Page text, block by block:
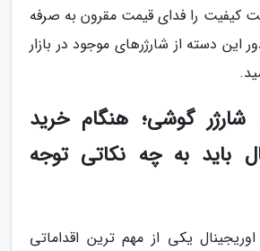
کیفیت را فدای قیمت مقرون به صرفه
این دسته از شارژرهای موجود در بازار
شارژر گوشی؛ هنگام خرید
باید به چه نکاتی توجه
یکی از مهم ترین اقداماتی